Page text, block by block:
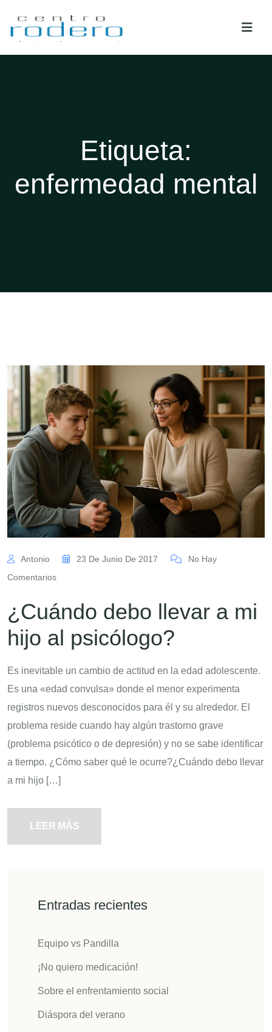
Etiqueta:
enfermedad mental
Antonio 23 De Junio De 2017
No Hay
Comentarios
¿Cuándo debo llevar a mi
hijo al psicólogo?
Es inevitable un cambio de actitud en la edad adolescente.
Es una «edad convulsa» donde el menor experimenta
registros nuevos desconocidos para él y su alrededor. El
problema reside cuando hay algún trastorno grave
(problema psicótico o de depresión) y no se sabe identificar
a tiempo. ¿Cómo saber qué le ocurre?¿Cuándo debo llevar
a mi hijo […]
LEER MÁS
Entradas recientes
Equipo vs Pandilla
¡No quiero medicación!
Sobre el enfrentamiento social
Diáspora del verano